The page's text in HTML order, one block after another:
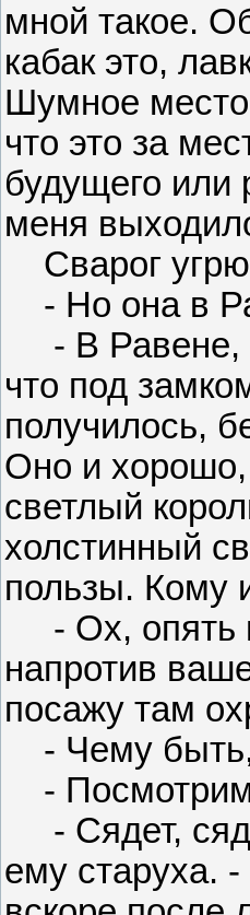
мной такое.
кабак это,
Шумное
что это за
будущего
меня
Сварог
- Но она в
- В Равене,
что под
получилось,
Оно и хорошо,
светлый
холстинный
пользы. Кому
- Ох, опять
напротив
посажу там
- Чему быть,
-
- Сядет,
ему старуха.